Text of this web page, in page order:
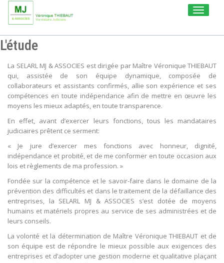
Toggle
L'étude
La SELARL MJ & ASSOCIES est dirigée par Maître Véronique THIEBAUT
qui, assistée de son équipe dynamique, composée de
collaborateurs et assistants confirmés, allie son expérience et ses
compétences en toute indépendance afin de mettre en œuvre les
moyens les mieux adaptés, en toute transparence.
En effet, avant d’exercer leurs fonctions, tous les mandataires
judiciaires prêtent ce serment:
« Je jure d’exercer mes fonctions avec honneur, dignité,
indépendance et probité, et de me conformer en toute occasion aux
lois et règlements de ma profession. »
Fondée sur la compétence et le savoir-faire dans le domaine de la
prévention des difficultés et dans le traitement de la défaillance des
entreprises, la SELARL MJ & ASSOCIES s’est dotée de moyens
humains et matériels propres au service de ses administrées et de
leurs conseils.
La volonté et la détermination de Maître Véronique THIEBAUT et de
son équipe est de répondre le mieux possible aux exigences des
entreprises et d’adopter une gestion moderne et qualitative plaçant